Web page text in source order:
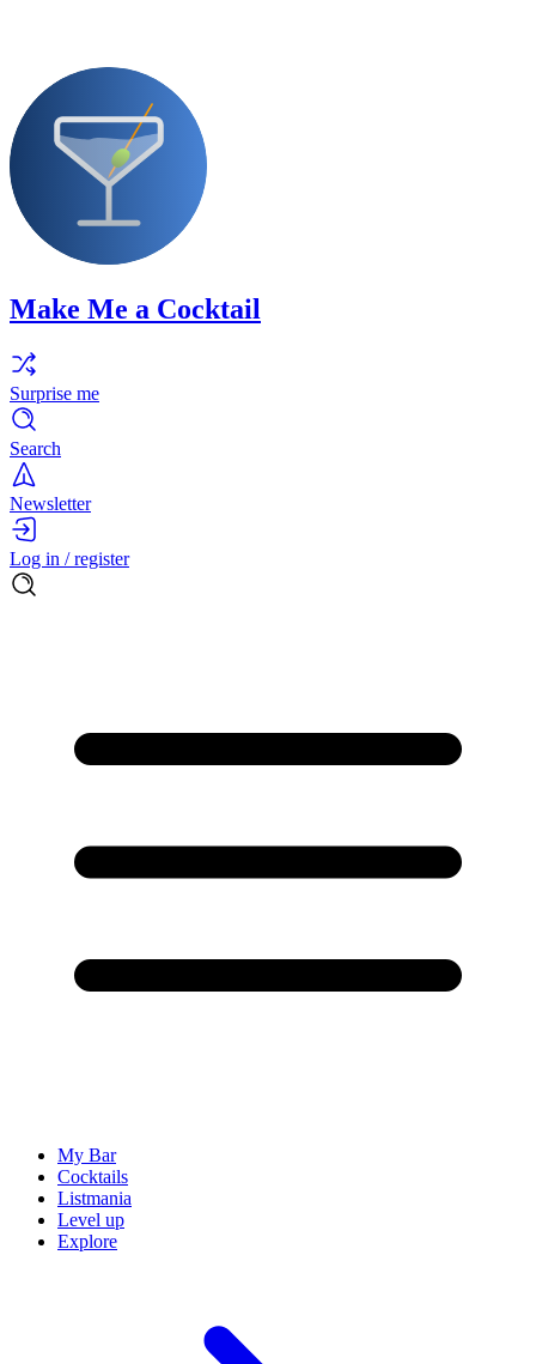
Make Me a Cocktail
Surprise me
Search
Newsletter
Log in / register
My Bar
Cocktails
Listmania
Level up
Explore